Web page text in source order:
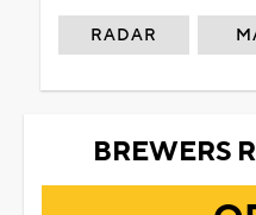
RADAR
BREWERS